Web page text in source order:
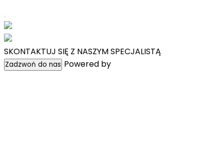
SKONTAKTUJ SIĘ Z NASZYM SPECJALISTĄ
Zadzwoń do nas Powered by